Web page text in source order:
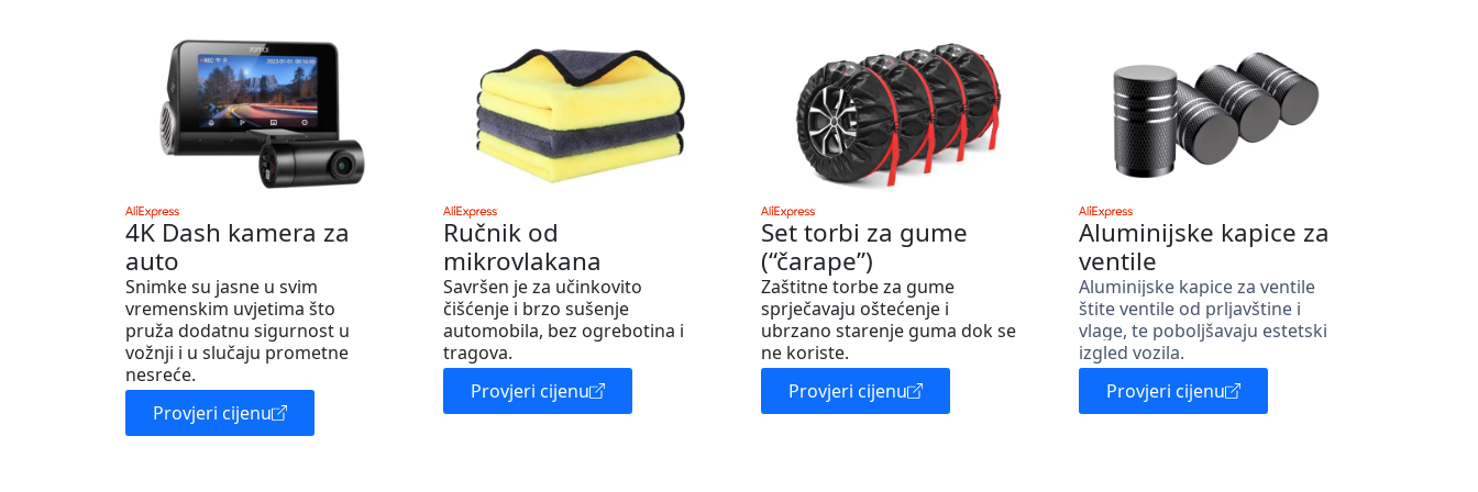
4K Dash kamera za
auto
Snimke su jasne u svim
vremenskim uvjetima što
pruža dodatnu sigurnost u
vožnji i u slučaju prometne
nesreće.
Provjeri cijenu
Ručnik od
mikrovlakana
Savršen je za učinkovito
čišćenje i brzo sušenje
automobila, bez ogrebotina i
tragova.
Provjeri cijenu
Set torbi za gume
(“čarape”)
Zaštitne torbe za gume
sprječavaju oštećenje i
ubrzano starenje guma dok se
ne koriste.
Provjeri cijenu
Aluminijske kapice za
ventile
Aluminijske kapice za ventile
štite ventile od prljavštine i
vlage, te poboljšavaju estetski
izgled vozila.
Provjeri cijenu